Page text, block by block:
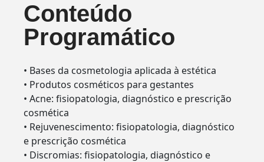
Conteúdo
Programático
• Bases da cosmetologia aplicada à estética
• Produtos cosméticos para gestantes
• Acne: fisiopatologia, diagnóstico e prescrição
cosmética
• Rejuvenescimento: fisiopatologia, diagnóstico
e prescrição cosmética
• Discromias: fisiopatologia, diagnóstico e